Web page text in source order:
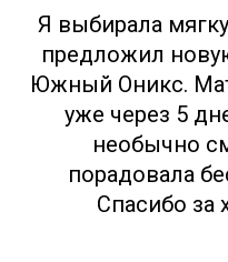
Я выбирала
предложил
Южный Оникс.
уже через 5
необычно
порадовала
Спасибо за